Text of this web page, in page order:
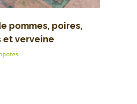
pommes, poires,
et verveine